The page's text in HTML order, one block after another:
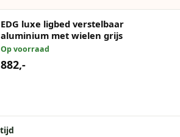
EDG luxe ligbed verstelbaar
aluminium met wielen grijs
Op voorraad
882,-